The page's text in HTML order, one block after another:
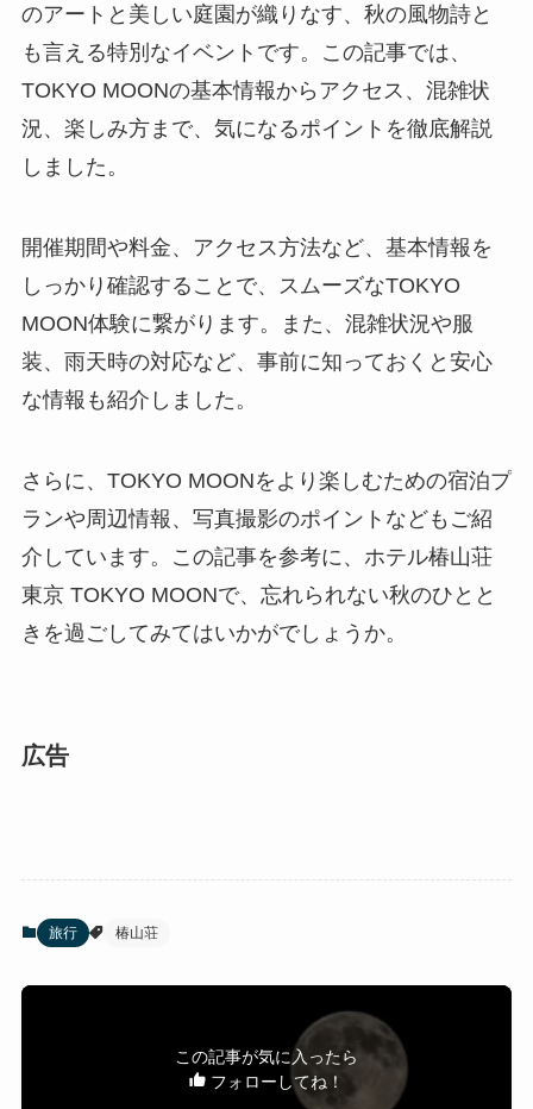
のアートと美しい庭園が織りなす、秋の風物詩と
も言える特別なイベントです。この記事では、
TOKYO MOONの基本情報からアクセス、混雑状
況、楽しみ方まで、気になるポイントを徹底解説
しました。
開催期間や料金、アクセス方法など、基本情報を
しっかり確認することで、スムーズなTOKYO
MOON体験に繋がります。また、混雑状況や服
装、雨天時の対応など、事前に知っておくと安心
な情報も紹介しました。
さらに、TOKYO MOONをより楽しむための宿泊プ
ランや周辺情報、写真撮影のポイントなどもご紹
介しています。この記事を参考に、ホテル椿山荘
東京 TOKYO MOONで、忘れられない秋のひとと
きを過ごしてみてはいかがでしょうか。
広告
旅行 椿山荘
この記事が気に入ったら
フォローしてね！